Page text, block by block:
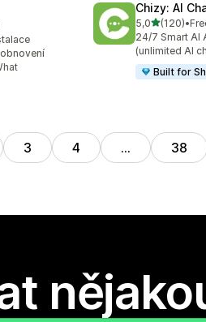
Chizy: AI
5,0z 5 hvězd
(120)
Celkový počet
•
24/7 Smart AI
(unlimited AI
Built for
3 4 … 38